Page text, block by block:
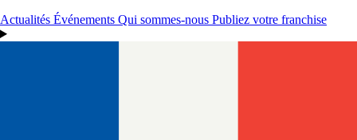
Actualités Événements Qui sommes-nous Publiez votre franchise